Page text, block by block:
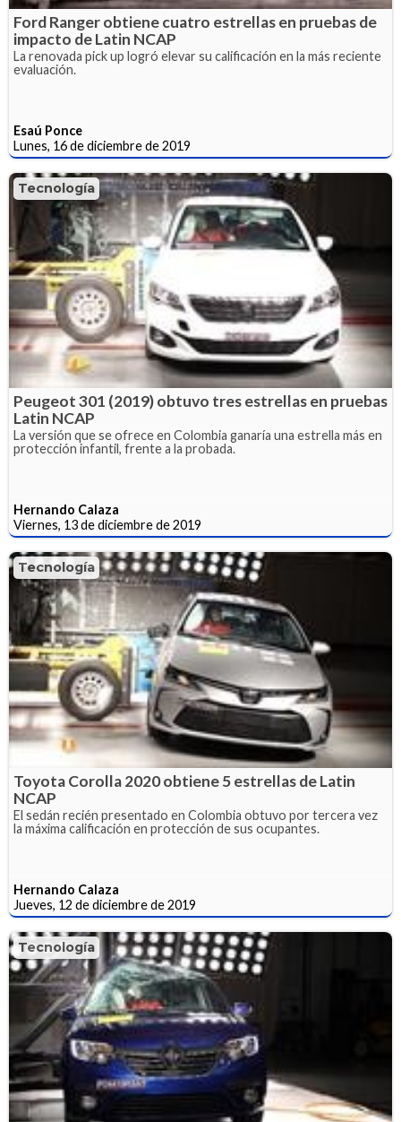
Ford Ranger obtiene cuatro estrellas en pruebas de
impacto de Latin NCAP
La renovada pick up logró elevar su calificación en la más reciente
evaluación.
Esaú Ponce
Lunes, 16 de diciembre de 2019
Tecnología
Peugeot 301 (2019) obtuvo tres estrellas en pruebas
Latin NCAP
La versión que se ofrece en Colombia ganaría una estrella más en
protección infantil, frente a la probada.
Hernando Calaza
Viernes, 13 de diciembre de 2019
Tecnología
Toyota Corolla 2020 obtiene 5 estrellas de Latin
NCAP
El sedán recién presentado en Colombia obtuvo por tercera vez
la máxima calificación en protección de sus ocupantes.
Hernando Calaza
Jueves, 12 de diciembre de 2019
Tecnología